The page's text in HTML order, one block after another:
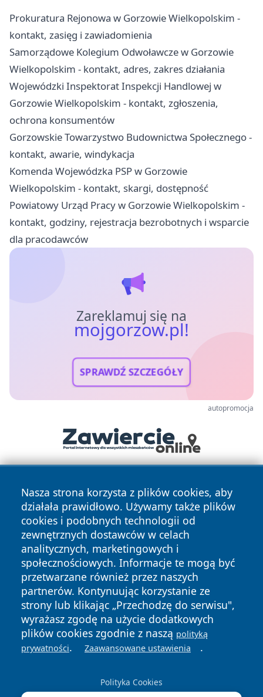
Prokuratura Rejonowa w Gorzowie Wielkopolskim -
kontakt, zasięg i zawiadomienia
Samorządowe Kolegium Odwoławcze w Gorzowie
Wielkopolskim - kontakt, adres, zakres działania
Wojewódzki Inspektorat Inspekcji Handlowej w
Gorzowie Wielkopolskim - kontakt, zgłoszenia,
ochrona konsumentów
Gorzowskie Towarzystwo Budownictwa Społecznego -
kontakt, awarie, windykacja
Komenda Wojewódzka PSP w Gorzowie
Wielkopolskim - kontakt, skargi, dostępność
Powiatowy Urząd Pracy w Gorzowie Wielkopolskim -
kontakt, godziny, rejestracja bezrobotnych i wsparcie
dla pracodawców
Zareklamuj się na
mojgorzow.pl!
SPRAWDŹ SZCZEGÓŁY
autopromocja
Nasza strona korzysta z plików cookies, aby
działała prawidłowo. Używamy także plików
cookies i podobnych technologii od
zewnętrznych dostawców w celach
analitycznych, marketingowych i
społecznościowych. Informacje te mogą być
przetwarzane również przez naszych
partnerów. Kontynuując korzystanie ze
strony lub klikając „Przechodzę do serwisu",
wyrażasz zgodę na użycie dodatkowych
plików cookies zgodnie z naszą polityką
prywatności. Zaawansowane ustawienia .
Polityka Cookies
Copyright © 2026 mojgorzow.pl Wszystkie prawa zastrzeżone.
News Autorzy
Polityka
Prywatności
Polityka
Cookies